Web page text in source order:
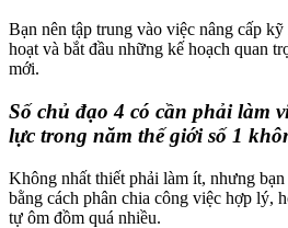
Bạn nên tập trung vào việc nâng cấp
hoạt và bắt đầu những kế hoạch quan
mới.
Số chủ đạo 4 có cần phải làm
lực trong năm thế giới số 1
Không nhất thiết phải làm ít, nhưng
bằng cách phân chia công việc hợp lý,
tự ôm đồm quá nhiều.